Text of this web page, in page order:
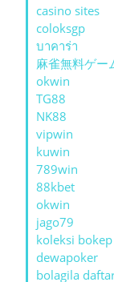
casino sites
coloksgp
บาคาร่า
麻雀無料ゲー
okwin
TG88
NK88
vipwin
kuwin
789win
88kbet
okwin
jago79
koleksi
dewapoker
bolagila